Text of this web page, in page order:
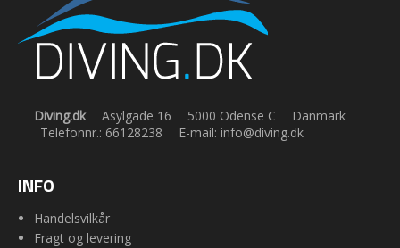
Diving.dk Asylgade 16 5000 Odense C
Danmark
Telefonnr.: 66128238 E-mail: info@diving.dk
INFO
Handelsvilkår
Fragt og levering